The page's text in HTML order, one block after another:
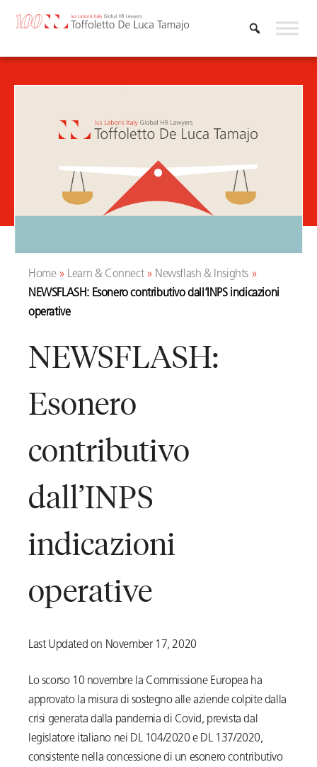
Home» Learn & Connect» Newsflash & Insights »
NEWSFLASH: Esonero contributivo dall’INPS indicazioni
operative
NEWSFLASH:
Esonero
contributivo
dall’INPS
indicazioni
operative
Last Updated on November 17, 2020
Lo scorso 10 novembre la Commissione Europea ha
approvato la misura di sostegno alle aziende colpite dalla
crisi generata dalla pandemia di Covid, prevista dal
legislatore italiano nei DL 104/2020 e DL 137/2020,
consistente nella concessione di un esonero contributivo